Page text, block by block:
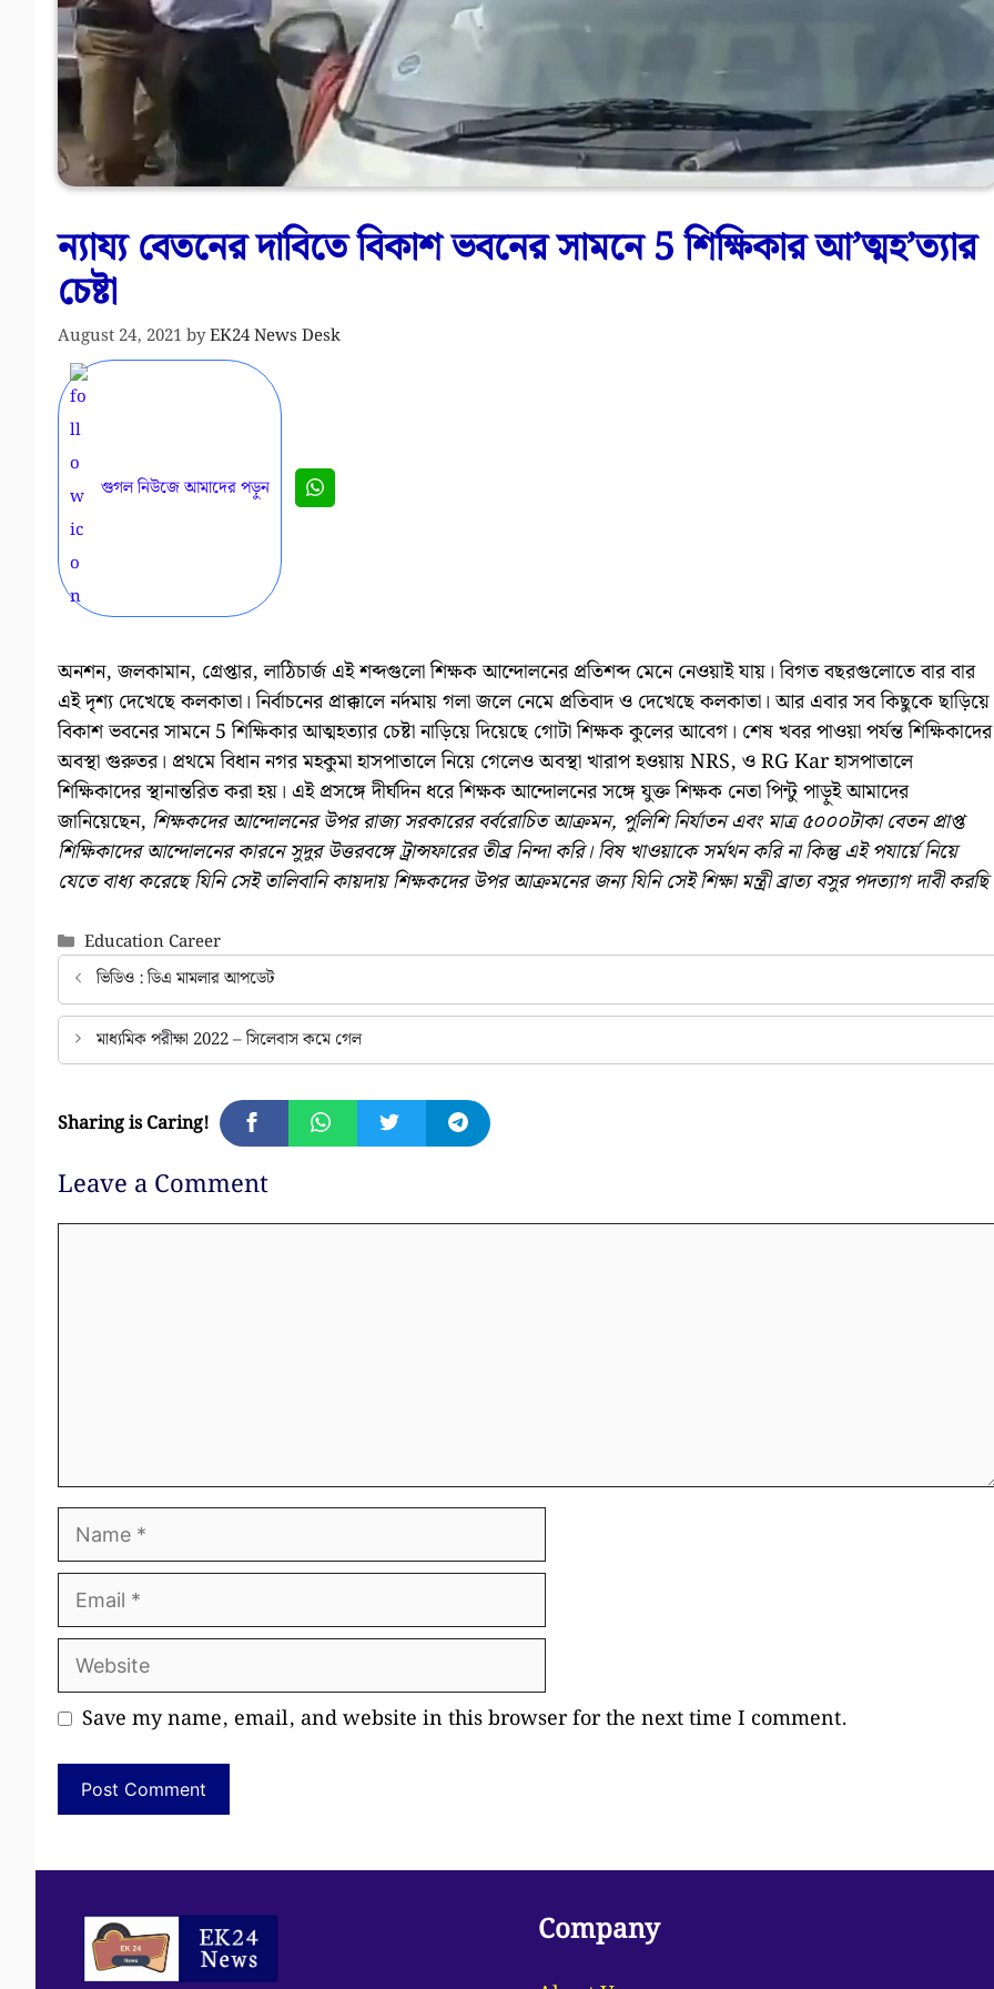
ন্যায্য বেতনের দাবিতে বিকাশ ভবনের সামনে 5 শিক্ষিকার আ’ত্মহ’ত্যার
চেষ্টা
August 24, 2021 byEK24 News Desk
গুগল নিউজে আমাদের পড়ুন
অনশন, জলকামান, গ্রেপ্তার, লাঠিচার্জ এই শব্দগুলো শিক্ষক আন্দোলনের প্রতিশব্দ মেনে নেওয়াই যায়। বিগত বছরগুলোতে বার বার
এই দৃশ্য দেখেছে কলকাতা। নির্বাচনের প্রাক্কালে নর্দমায় গলা জলে নেমে প্রতিবাদ ও দেখেছে কলকাতা। আর এবার সব কিছুকে ছাড়িয়ে
বিকাশ ভবনের সামনে 5 শিক্ষিকার আত্মহত্যার চেষ্টা নাড়িয়ে দিয়েছে গোটা শিক্ষক কুলের আবেগ। শেষ খবর পাওয়া পর্যন্ত শিক্ষিকাদের
অবস্থা গুরুতর। প্রথমে বিধান নগর মহকুমা হাসপাতালে নিয়ে গেলেও অবস্থা খারাপ হওয়ায় NRS, ও RG Kar হাসপাতালে
শিক্ষিকাদের স্থানান্তরিত করা হয়। এই প্রসঙ্গে দীর্ঘদিন ধরে শিক্ষক আন্দোলনের সঙ্গে যুক্ত শিক্ষক নেতা পিন্টু পাড়ুই আমাদের
জানিয়েছেন, শিক্ষকদের আন্দোলনের উপর রাজ্য সরকারের বর্বরোচিত আক্রমন, পুলিশি নির্যাতন এবং মাত্র ৫০০০টাকা বেতন প্রাপ্ত
শিক্ষিকাদের আন্দোলনের কারনে সুদুর উত্তরবঙ্গে ট্রান্সফারের তীব্র নিন্দা করি। বিষ খাওয়াকে সর্মথন করি না কিন্তু এই পযার্য়ে নিয়ে
যেতে বাধ্য করেছে যিনি সেই তালিবানি কায়দায় শিক্ষকদের উপর আক্রমনের জন্য যিনি সেই শিক্ষা মন্ত্রী ব্রাত্য বসুর পদত্যাগ দাবী
Categories
Education Career
ভিডিও : ডিএ মামলার আপডেট
মাধ্যমিক পরীক্ষা 2022 – সিলেবাস কমে গেল
Sharing is Caring!
Leave a Comment
Name
Email
Website
Save my name, email, and website in this browser for the next time I comment.
Company